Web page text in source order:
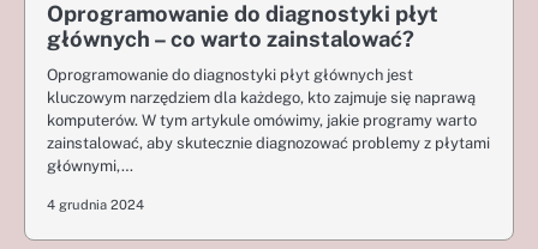
Oprogramowanie do diagnostyki płyt
głównych – co warto zainstalować?
Oprogramowanie do diagnostyki płyt głównych jest
kluczowym narzędziem dla każdego, kto zajmuje się naprawą
komputerów. W tym artykule omówimy, jakie programy warto
zainstalować, aby skutecznie diagnozować problemy z płytami
głównymi,…
4 grudnia 2024